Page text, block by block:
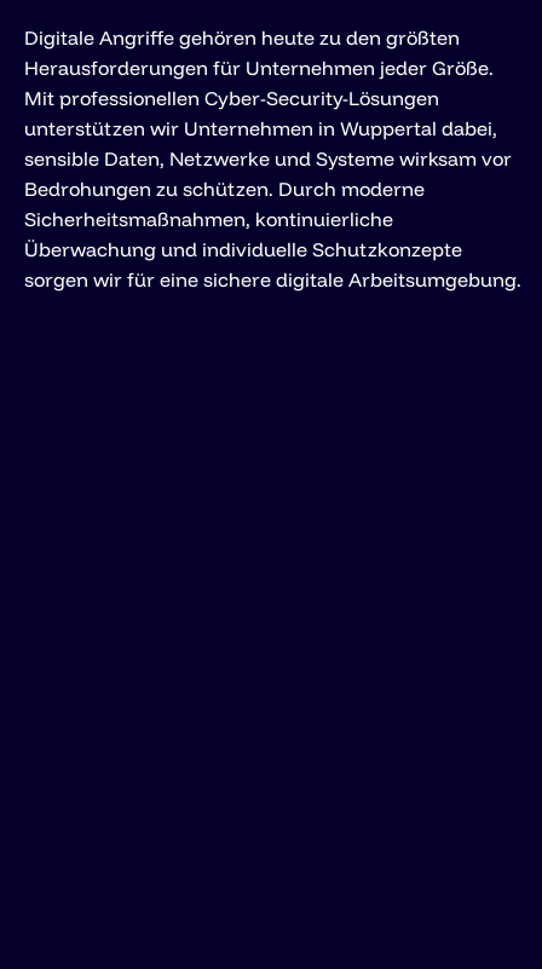
Digitale Angriffe gehören heute zu den größten
Herausforderungen für Unternehmen jeder Größe.
Mit professionellen Cyber-Security-Lösungen
unterstützen wir Unternehmen in Wuppertal dabei,
sensible Daten, Netzwerke und Systeme wirksam vor
Bedrohungen zu schützen. Durch moderne
Sicherheitsmaßnahmen, kontinuierliche
Überwachung und individuelle Schutzkonzepte
sorgen wir für eine sichere digitale Arbeitsumgebung.